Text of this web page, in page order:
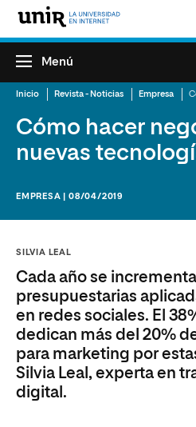
Menú
Inicio Revista - Noticias Empresa
Cómo hacer
nuevas
EMPRESA | 08/04/2019
SILVIA LEAL
Cada año se
presupuestarias
en redes sociales. El
dedican más del 20%
para marketing por
Silvia Leal, experta en
digital.